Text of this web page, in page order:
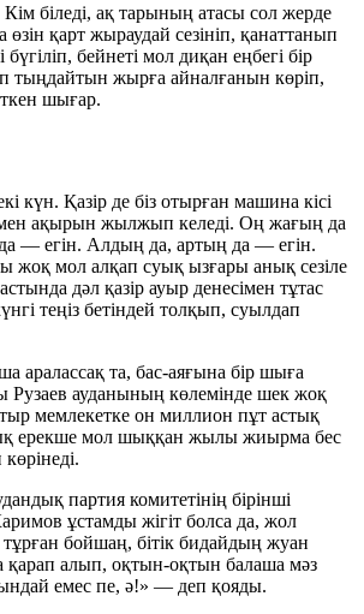
біледі, ақ тарының атасы сол жерде
қарт жыраудай сезініп, қанаттанып
бейнеті мол диқан еңбегі бір
тыңдайтын жырға айналғанын көріп,
шығар.
күн. Қазір де біз отырған машина кісі
ақырын жылжып келеді. Оң жағың да
— егін. Алдың да, артың да — егін.
жоқ мол алқап суық ызғары анық сезіле
дәл қазір ауыр денесімен тұтас
теңіз бетіндей толқып, суылдап
аралассақ та, бас-аяғына бір шыға
Рузаев ауданының көлемінде шек жоқ
мемлекетке он миллион пұт астық
ерекше мол шыққан жылы жиырма бес
партия комитетінің бірінші
ұстамды жігіт болса да, жол
бойшаң, бітік бидайдың жуан
қарап алып, оқтын-оқтын балаша мәз
емес пе, ә!» — деп қояды.